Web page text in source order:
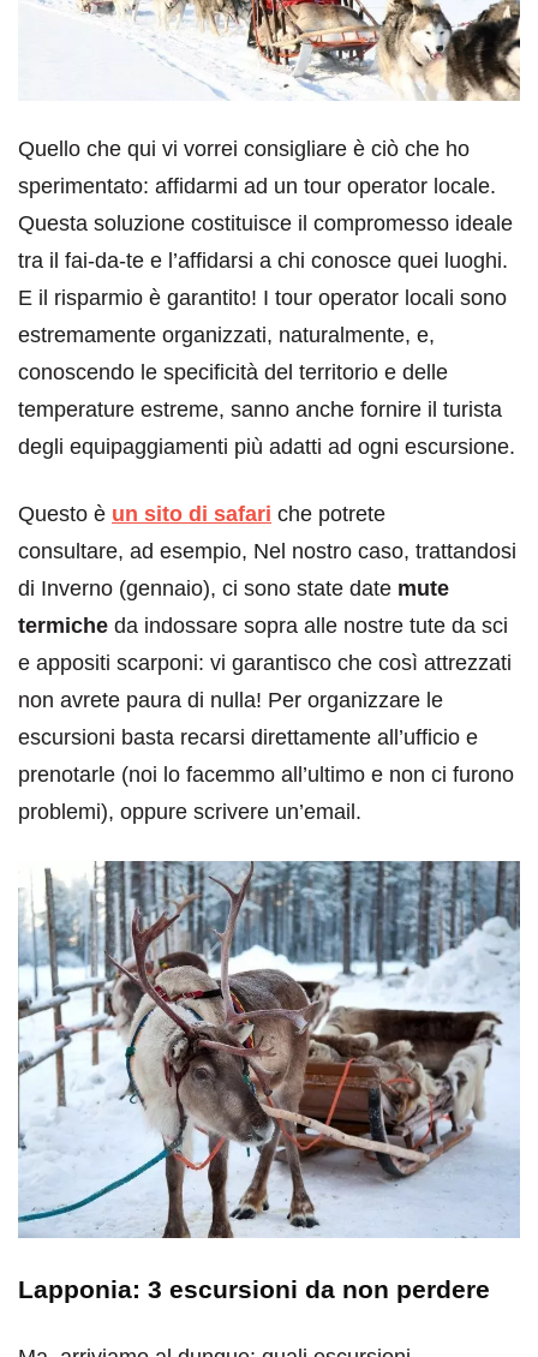
Quello che qui vi vorrei consigliare è ciò che ho
sperimentato: affidarmi ad un tour operator locale.
Questa soluzione costituisce il compromesso ideale
tra il fai-da-te e l’affidarsi a chi conosce quei luoghi.
E il risparmio è garantito! I tour operator locali sono
estremamente organizzati, naturalmente, e,
conoscendo le specificità del territorio e delle
temperature estreme, sanno anche fornire il turista
degli equipaggiamenti più adatti ad ogni escursione.
Questo è un sito di safari che potrete
consultare, ad esempio, Nel nostro caso, trattandosi
di Inverno (gennaio), ci sono state date mute
termiche da indossare sopra alle nostre tute da sci
e appositi scarponi: vi garantisco che così attrezzati
non avrete paura di nulla! Per organizzare le
escursioni basta recarsi direttamente all’ufficio e
prenotarle (noi lo facemmo all’ultimo e non ci furono
problemi), oppure scrivere un’email.
Lapponia: 3 escursioni da non perdere